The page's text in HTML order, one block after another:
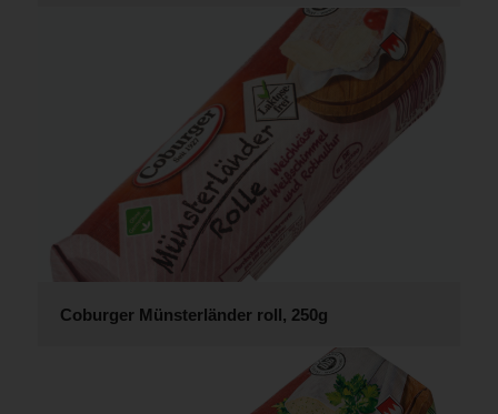
Coburger Münsterländer roll, 250g